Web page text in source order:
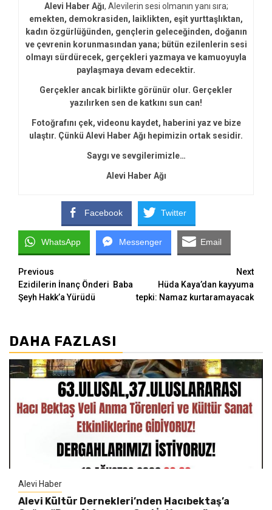
Alevi Haber Ağı, Alevilerin sesi olmanın yanı sıra;
emekten, demokrasiden, laiklikten, eşit yurttaşlıktan,
kadın özgürlüğünden, gençlerin geleceğinden, doğanın
ve çevrenin korunmasından yana; bütün ezilenlerin sesi
olmayı sürdürecek, gerçekleri yazmaya ve kamuoyuyla
paylaşmaya devam edecektir.
Gerçekler ancak birlikte görünür olur. Gerçekler
yazılırken sen de katkını sun can!
Fotoğrafını çek, videonu kaydet, haberini yaz ve bize
ulaştır. Çünkü Alevi Haber Ağı hepimizin ortak sesidir.
Saygı ve sevgilerimizle…
Alevi Haber Ağı
Facebook Twitter
WhatsApp Messenger Email
Continue
Reading
Previous
Ezidilerin İnanç Önderi Baba
Şeyh Hakk’a Yürüdü
Next
Hüda Kaya’dan kayyuma
tepki: Namaz kurtaramayacak
DAHA FAZLASI
Alevi Haber
Alevi Kültür Dernekleri’nden Hacıbektaş’a